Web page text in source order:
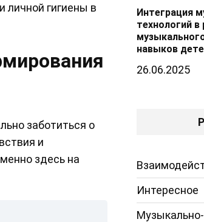
личной гигиены в
заботиться о
и
здесь на
Интеграция
технологий в
навыков
26.06.2025
Интересное